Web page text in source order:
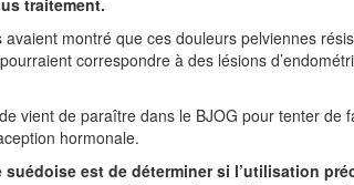
montré que ces douleurs pelviennes
correspondre à des lésions
vient de paraître dans le BJOG pour tenter de
hormonale.
est de déterminer si l’utilisation